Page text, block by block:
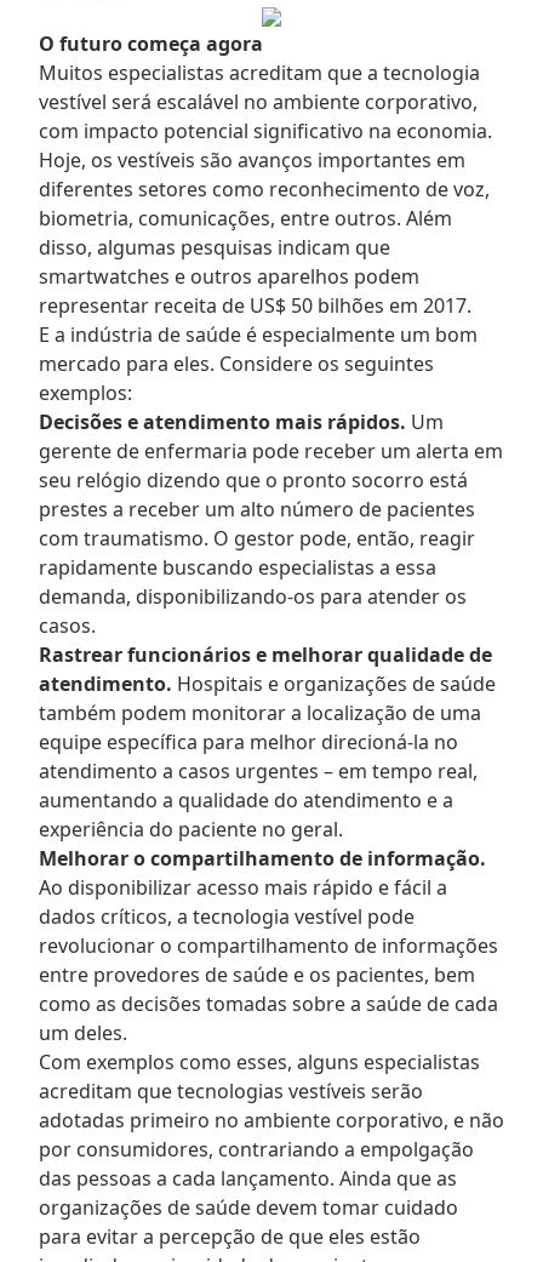
O futuro começa agora
Muitos especialistas acreditam que a tecnologia
vestível será escalável no ambiente corporativo,
com impacto potencial significativo na economia.
Hoje, os vestíveis são avanços importantes em
diferentes setores como reconhecimento de voz,
biometria, comunicações, entre outros. Além
disso, algumas pesquisas indicam que
smartwatches e outros aparelhos podem
representar receita de US$ 50 bilhões em 2017.
E a indústria de saúde é especialmente um bom
mercado para eles. Considere os seguintes
exemplos:
Decisões e atendimento mais rápidos. Um
gerente de enfermaria pode receber um alerta em
seu relógio dizendo que o pronto socorro está
prestes a receber um alto número de pacientes
com traumatismo. O gestor pode, então, reagir
rapidamente buscando especialistas a essa
demanda, disponibilizando-os para atender os
casos.
Rastrear funcionários e melhorar qualidade de
atendimento. Hospitais e organizações de saúde
também podem monitorar a localização de uma
equipe específica para melhor direcioná-la no
atendimento a casos urgentes – em tempo real,
aumentando a qualidade do atendimento e a
experiência do paciente no geral.
Melhorar o compartilhamento de informação.
Ao disponibilizar acesso mais rápido e fácil a
dados críticos, a tecnologia vestível pode
revolucionar o compartilhamento de informações
entre provedores de saúde e os pacientes, bem
como as decisões tomadas sobre a saúde de cada
um deles.
Com exemplos como esses, alguns especialistas
acreditam que tecnologias vestíveis serão
adotadas primeiro no ambiente corporativo, e não
por consumidores, contrariando a empolgação
das pessoas a cada lançamento. Ainda que as
organizações de saúde devem tomar cuidado
para evitar a percepção de que eles estão